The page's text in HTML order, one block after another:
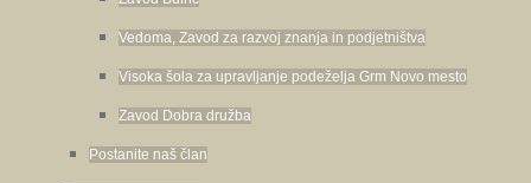
Vedoma, Zavod za razvoj znanja in podjetništva
Visoka šola za upravljanje podeželja Grm Novo mesto
Zavod Dobra družba
Postanite naš član